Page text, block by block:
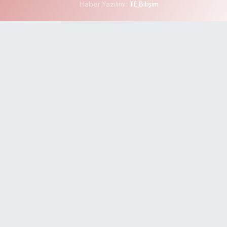
Haber Yazılımı: TE Bilişim